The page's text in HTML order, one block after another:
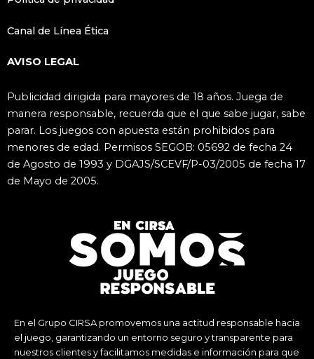
Canal de Línea Ética
AVISO LEGAL
Publicidad dirigida para mayores de 18 años. Juega de
manera responsable, recuerda que el que sabe jugar, sabe
parar. Los juegos con apuesta están prohibidos para
menores de edad. Permisos SEGOB: 05692 de fecha 24
de Agosto de 1993 y DGAJS/SCEVF/P-03/2005 de fecha 17
de Mayo de 2005.
En el Grupo CIRSA promovemos una actitud responsable hacia
el juego, garantizando un entorno seguro y transparente para
nuestros clientes y facilitamos medidas e información para que